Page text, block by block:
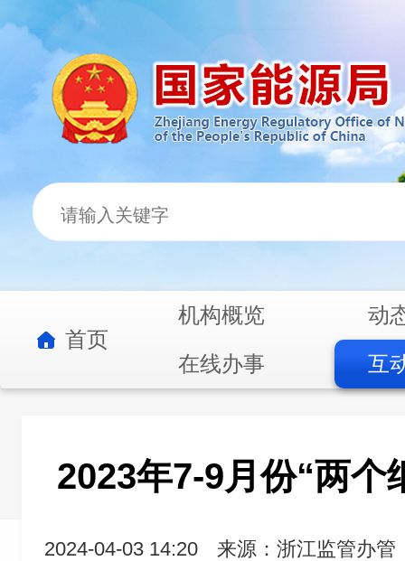
首页
机构概览
动
在线办事
互
2023年7-9月份“两个
2024-04-03 14:20
来源：浙江监管办管